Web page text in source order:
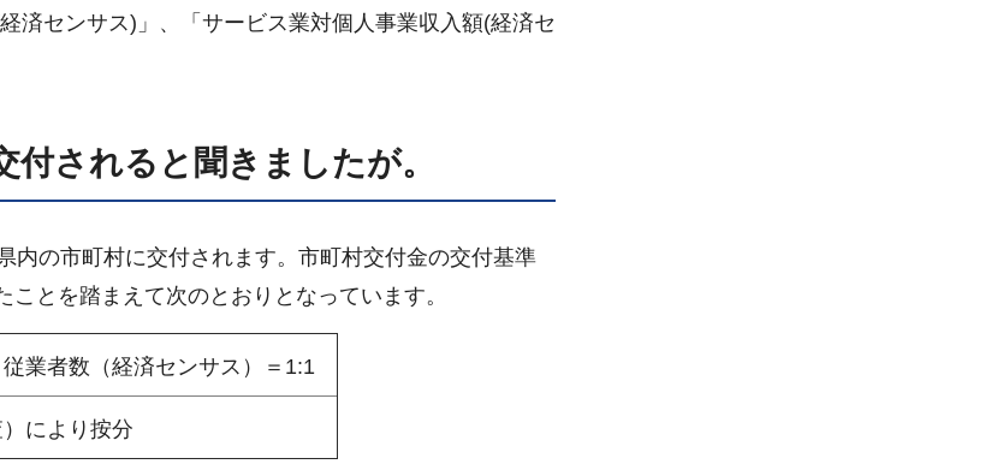
済センサス)」、「サービス業対個人事業収入額(経済セ
されると聞きましたが。
内の市町村に交付されます。市町村交付金の交付基準
とを踏まえて次のとおりとなっています。
業者数（経済センサス）＝1:1
により按分